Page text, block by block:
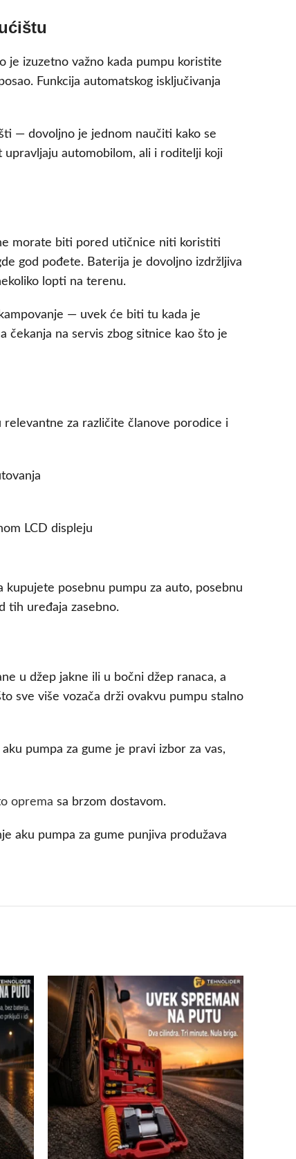
je izuzetno važno kada pumpu koristite
Funkcija automatskog isključivanja
— dovoljno je jednom naučiti kako se
upravljaju automobilom, ali i roditelji koji
morate biti pored utičnice niti koristiti
god pođete. Baterija je dovoljno izdržljiva
lopti na terenu.
— uvek će biti tu kada je
čekanja na servis zbog sitnice kao što je
za različite članove porodice i
LCD displeju
kupujete posebnu pumpu za auto, posebnu
tih uređaja zasebno.
u džep jakne ili u bočni džep ranaca, a
sve više vozača drži ovakvu pumpu stalno
pumpa za gume je pravi izbor za vas,
oprema sa brzom dostavom.
aku pumpa za gume punjiva produžava